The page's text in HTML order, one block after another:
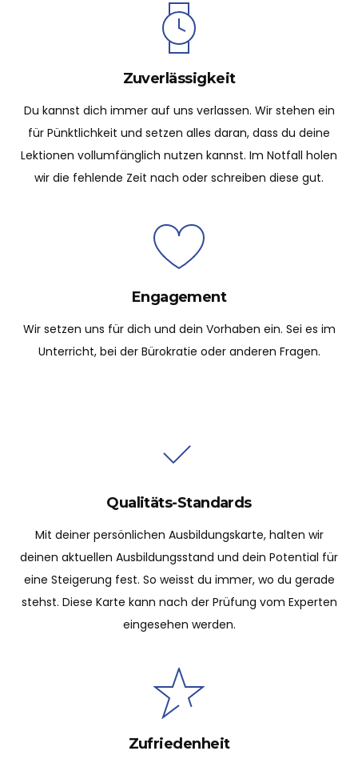
Zuverlässigkeit
Du kannst dich immer auf uns verlassen. Wir stehen ein
für Pünktlichkeit und setzen alles daran, dass du deine
Lektionen vollumfänglich nutzen kannst. Im Notfall holen
wir die fehlende Zeit nach oder schreiben diese gut.
Engagement
Wir setzen uns für dich und dein Vorhaben ein. Sei es im
Unterricht, bei der Bürokratie oder anderen Fragen.
Qualitäts-Standards
Mit deiner persönlichen Ausbildungskarte, halten wir
deinen aktuellen Ausbildungsstand und dein Potential für
eine Steigerung fest. So weisst du immer, wo du gerade
stehst. Diese Karte kann nach der Prüfung vom Experten
eingesehen werden.
Zufriedenheit